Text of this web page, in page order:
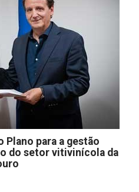
Plano para a gestão
do setor vitivinícola da